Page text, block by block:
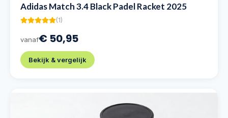
Adidas Match 3.4 Black Padel Racket 2025
(1)
vanaf€ 50,95
Bekijk & vergelijk